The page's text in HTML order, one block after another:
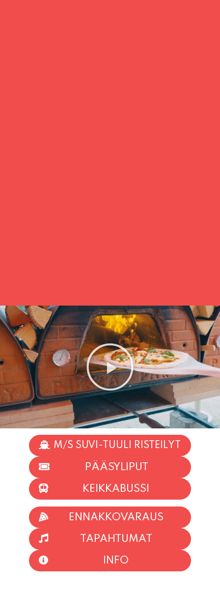
M/S SUVI-TUULI RISTEILYT
PÄÄSYLIPUT
KEIKKABUSSI
TAPAHTUMAT
INFO
HIIO HOI!